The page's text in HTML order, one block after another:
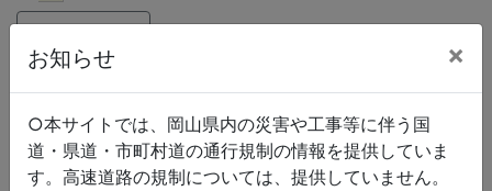
お知らせ ×
○本サイトでは、岡山県内の災害や工事等に伴う国
道・県道・市町村道の通行規制の情報を提供していま
す。高速道路の規制については、提供していません。
路線種別選択
国道
県道
市町村道